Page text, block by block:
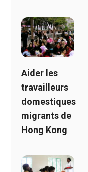
Aider les
travailleurs
domestiques
migrants de
Hong Kong